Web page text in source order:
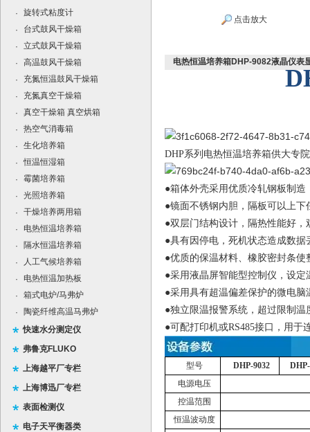
·
旋转式粘度计
·
台式鼓风干燥箱
·
立式鼓风干燥箱
·
高温鼓风干燥箱
·
充氮恒温鼓风干燥箱
·
充氮真空干燥箱
·
真空干燥箱 真空烘箱
·
热空气消毒箱
·
生化培养箱
·
恒温恒湿箱
·
霉菌培养箱
·
光照培养箱
·
干燥培养两用箱
·
电热恒温培养箱
·
隔水恒温培养箱
·
人工气候培养箱
·
电热恒温加热板
·
箱式电炉/马弗炉
·
陶瓷纤维高温马弗炉
快速水分测定仪
弗鲁克FLUKO
上海越平厂专栏
上海博迅厂专栏
表面检测仪
电子天平衡器类
点击放大
电热恒温培养箱DHP-9082液晶仪表
DHP系列电热恒温培养箱供大专
●箱体外壳采用优质冷轧钢板制造
●镜面不锈钢内胆，隔板可以上
●双层门结构设计，隔热性能好
●具有因停电，死机状态造成数
●优质的保温材料、橡胶密封条
●采用液晶屏智能型控制仪，设
●采用具有超温偏差保护的微电
●独立限温报警系统，超过限制
●可配打印机或RS485接口，用于
型号 DHP-9032
电源电压
控温范围
恒温波动度